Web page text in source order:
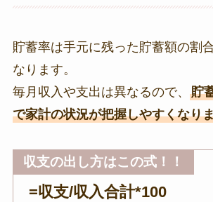
貯蓄率は手元に残った貯蓄額の割
なります。
毎月収入や支出は異なるので、 貯
で家計の状況が把握しやすくなり
収支の出し方はこの式！！
=収支/収入合計*100